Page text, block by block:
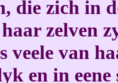
die zich in
zelven
veele van
en in eene